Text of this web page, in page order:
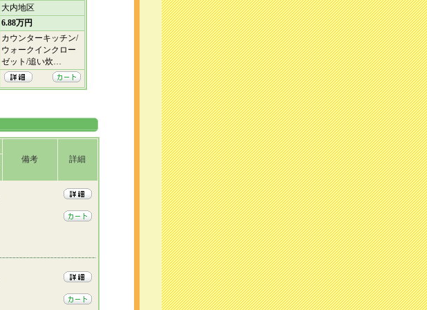
大内地区
6.88万円
カウンターキッチン/
ウォークインクロー
ゼット/追い炊…
備考
詳細